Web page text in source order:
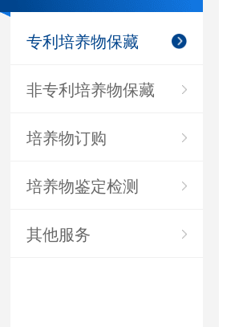
专利培养物保藏
非专利培养物保藏
培养物订购
培养物鉴定检测
其他服务